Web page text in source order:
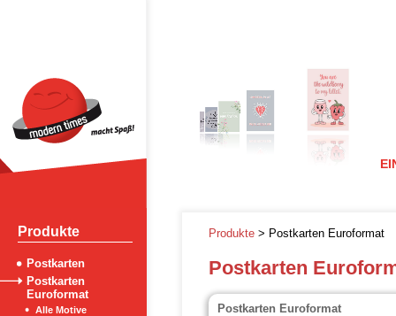
Produkte
Postkarten
Postkarten
Euroformat
Alle Motive
Produkte > Postkarten Euroformat
Postkarten
Postkarten Euroformat